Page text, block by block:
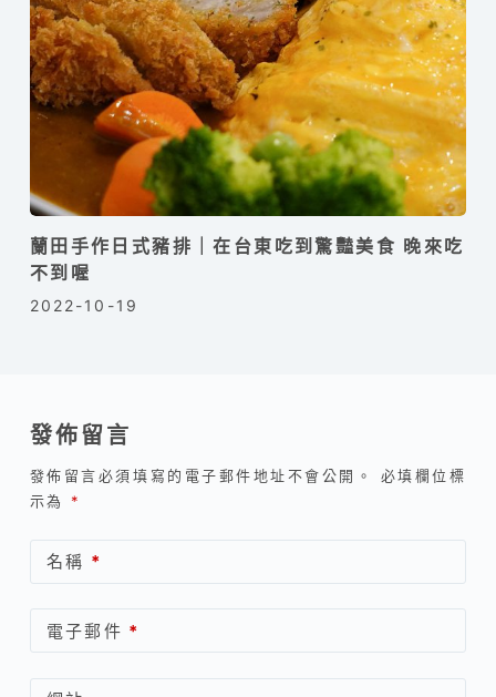
蘭田手作日式豬排｜在台東吃到驚豔美食 晚來吃
不到喔
2022-10-19
發佈留言
發佈留言必須填寫的電子郵件地址不會公開。
必填欄位標
示為 *
名稱 *
電子郵件 *